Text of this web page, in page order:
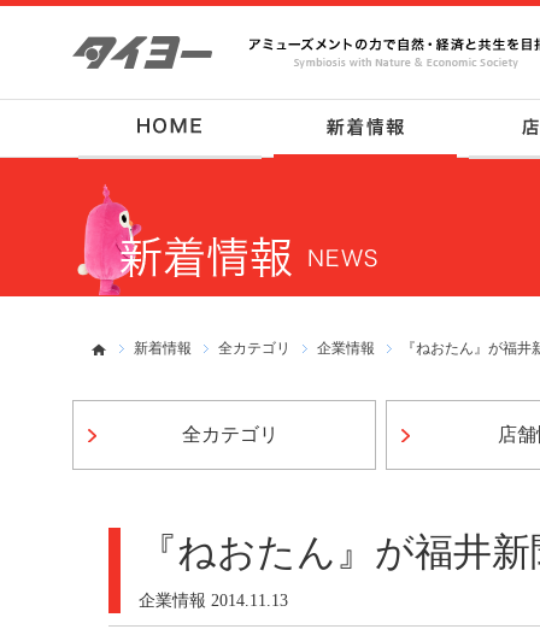
新着情報 全カテゴリ 企業情報 『ねおたん』が福
全カテゴリ 店
『ねおたん』が福井
企業情報 2014.11.13